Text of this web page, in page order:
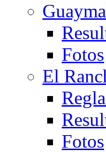
Fotos
El
Fotos